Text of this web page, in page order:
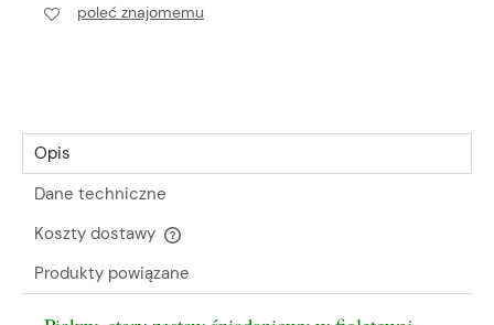
poleć znajomemu
Opis
Dane techniczne
Koszty dostawy
Cena nie zawiera ewentualnych kosztów płatności
Produkty powiązane